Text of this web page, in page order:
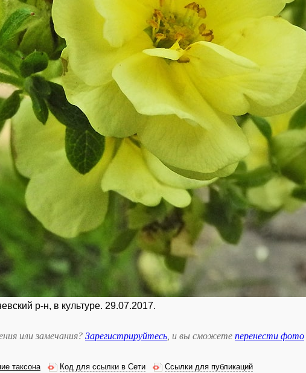
р-н, в культуре. 29.07.2017.
или замечания? Зарегистрируйтесь , и вы сможете перенести фото
таксона Код для ссылки в Сети Ссылки для публикаций